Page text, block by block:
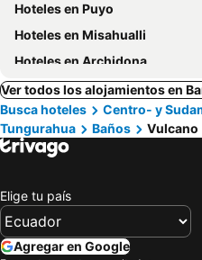
Hoteles en Puyo
Hoteles en Misahualli
Hoteles en Archidona
Ver todos los alojamientos en
Busca hoteles
Centro- y
Tungurahua
Baños Vulcano
Elige tu país
Agregar en Google